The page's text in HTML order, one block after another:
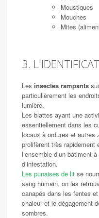
Moustiques
Mouches
Mites
3.
Les insectes rampants
particulièrement les
lumière.
Les blattes ayant une
essentiellement dans les
locaux à ordures et
prolifèrent très rapidement
l’ensemble d’un bâtiment
d’infestation.
Les punaises de lit se
sang humain, on les
canapés dans les fentes
chaleur et le dégagement
sombres.